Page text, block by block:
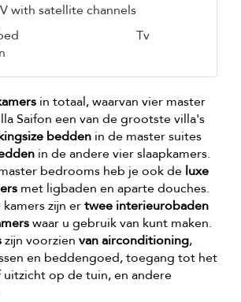
with satellite channels
Tv
in totaal, waarvan vier master
Saifon een van de grootste villa's
bedden in de master suites
in de andere vier slaapkamers.
bedrooms heb je ook de luxe
met ligbaden en aparte douches.
zijn ertwee interieurobaden
waar u gebruik van kunt maken.
zijn voorzien van airconditioning,
en beddengoed, toegang tot het
op de tuin, en andere